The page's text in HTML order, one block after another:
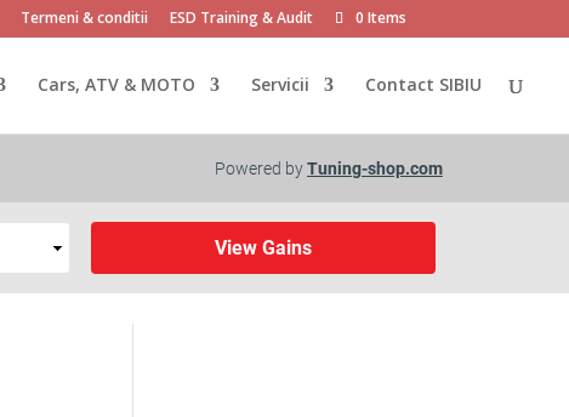
Termeni & conditii ESD Training & Audit 0 Items
Cars, ATV & MOTO Servicii Contact SIBIU